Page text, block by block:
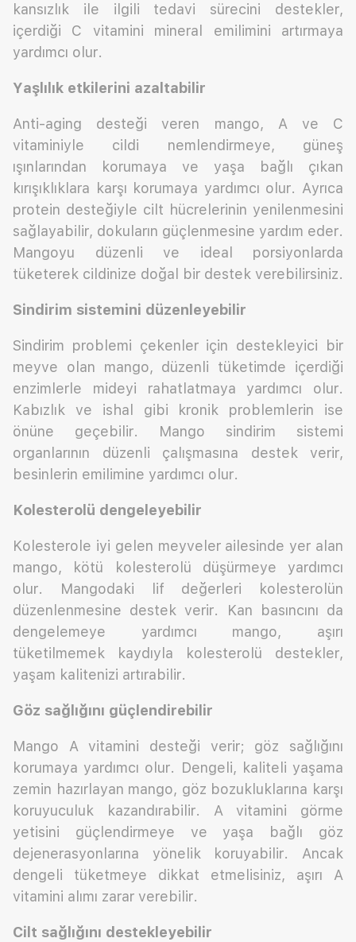
kansızlık ile ilgili tedavi sürecini destekler,
içerdiği C vitamini mineral emilimini artırmaya
yardımcı olur.
Yaşlılık etkilerini azaltabilir
Anti-aging desteği veren mango, A ve C
vitaminiyle cildi nemlendirmeye, güneş
ışınlarından korumaya ve yaşa bağlı çıkan
kırışıklıklara karşı korumaya yardımcı olur. Ayrıca
protein desteğiyle cilt hücrelerinin yenilenmesini
sağlayabilir, dokuların güçlenmesine yardım eder.
Mangoyu düzenli ve ideal porsiyonlarda
tüketerek cildinize doğal bir destek verebilirsiniz.
Sindirim sistemini düzenleyebilir
Sindirim problemi çekenler için destekleyici bir
meyve olan mango, düzenli tüketimde içerdiği
enzimlerle mideyi rahatlatmaya yardımcı olur.
Kabızlık ve ishal gibi kronik problemlerin ise
önüne geçebilir. Mango sindirim sistemi
organlarının düzenli çalışmasına destek verir,
besinlerin emilimine yardımcı olur.
Kolesterolü dengeleyebilir
Kolesterole iyi gelen meyveler ailesinde yer alan
mango, kötü kolesterolü düşürmeye yardımcı
olur. Mangodaki lif değerleri kolesterolün
düzenlenmesine destek verir. Kan basıncını da
dengelemeye yardımcı mango, aşırı
tüketilmemek kaydıyla kolesterolü destekler,
yaşam kalitenizi artırabilir.
Göz sağlığını güçlendirebilir
Mango A vitamini desteği verir; göz sağlığını
korumaya yardımcı olur. Dengeli, kaliteli yaşama
zemin hazırlayan mango, göz bozukluklarına karşı
koruyuculuk kazandırabilir. A vitamini görme
yetisini güçlendirmeye ve yaşa bağlı göz
dejenerasyonlarına yönelik koruyabilir. Ancak
dengeli tüketmeye dikkat etmelisiniz, aşırı A
vitamini alımı zarar verebilir.
Cilt sağlığını destekleyebilir